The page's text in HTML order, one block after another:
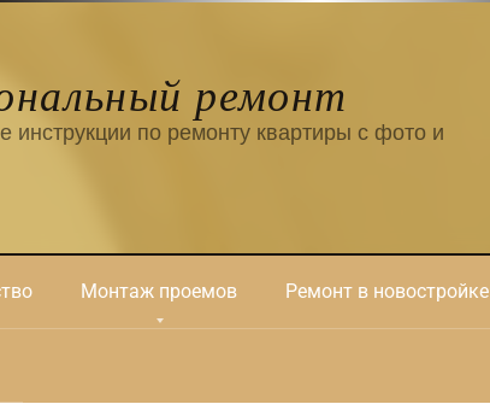
ремонт
инструкции по ремонту квартиры с фото и
Монтаж проемов Ремонт в новостройке